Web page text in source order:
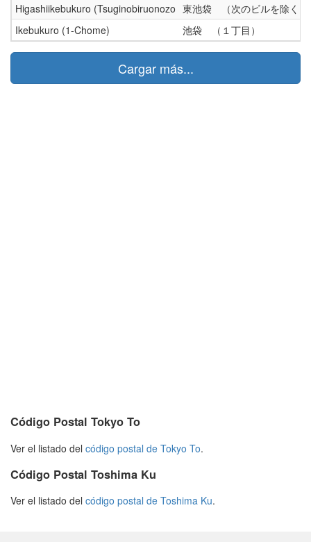
Higashiikebukuro (Tsuginobiruonozo 東池袋 （次のビルを除く）
Ikebukuro (1-Chome)
池袋 （１丁目）
Cargar más...
Código Postal Tokyo To
Ver el listado del código postal de Tokyo To.
Código Postal Toshima Ku
Ver el listado del código postal de Toshima Ku.